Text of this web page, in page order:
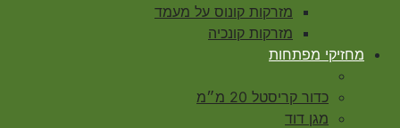
מזרקות קונוס על מעמד
מזרקות קונכיה
מחזיקי מפתחות
כדור קריסטל 20 מ״מ
מגן דוד